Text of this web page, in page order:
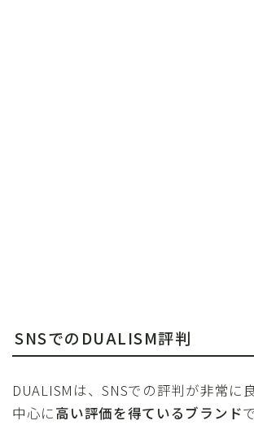
SNSでのDUALISM評判
DUALISMは、SNSでの評判が非常に
中心に高い評価を得ているブランド